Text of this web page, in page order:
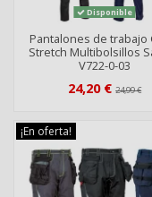
Disponible
Pantalones de trabajo
Stretch Multibolsillos
V722-0-03
24,20 €24,99 €
¡En oferta!